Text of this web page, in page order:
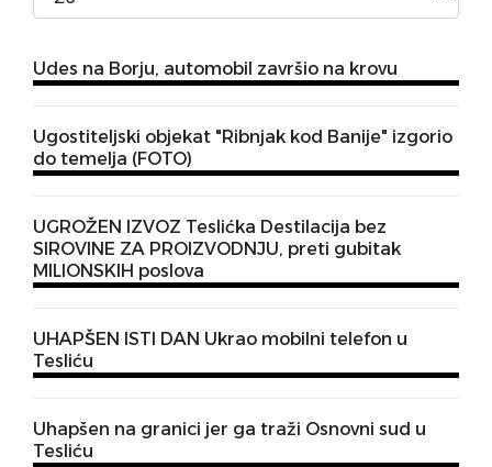
Udes na Borju, automobil završio na krovu
Ugostiteljski objekat "Ribnjak kod Banije" izgorio
do temelja (FOTO)
UGROŽEN IZVOZ Teslićka Destilacija bez
SIROVINE ZA PROIZVODNJU, preti gubitak
MILIONSKIH poslova
UHAPŠEN ISTI DAN Ukrao mobilni telefon u
Tesliću
Uhapšen na granici jer ga traži Osnovni sud u
Tesliću